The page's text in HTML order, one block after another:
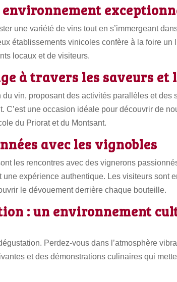
environnement
une variété de vins tout en s’immergeant
établissements vinicoles confère à la foire un
locaux et de visiteurs.
à travers les saveurs et
vin, proposant des activités parallèles et des
C’est une occasion idéale pour découvrir de
du Priorat et du Montsant.
avec les vignobles
les rencontres avec des vignerons
expérience authentique. Les visiteurs sont
le dévouement derrière chaque bouteille.
: un environnement
Perdez-vous dans l’atmosphère
et des démonstrations culinaires qui